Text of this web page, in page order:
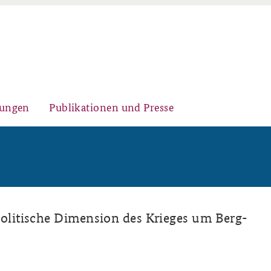
Historischer Ort
Kernseminar für
Publikationen und Presse
Arbeitspapiere Sicherheitspolitik
Dimension des Krieges um Berg-